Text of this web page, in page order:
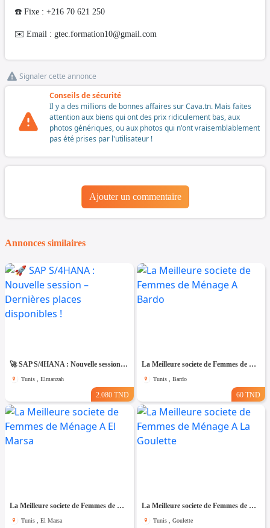
☎️ Fixe : +216 70 621 250
✉️ Email : gtec.formation10@gmail.com
Signaler cette annonce
Conseils de sécurité
Il y a des millions de bonnes affaires sur Cava.tn. Mais faites
attention aux biens qui ont des prix ridiculement bas, aux
photos génériques, ou aux photos qui n'ont vraisemblablement
pas été prises par l'utilisateur !
Ajouter un commentaire
Annonces similaires
🚀 SAP S/4HANA : Nouvelle session – Dernières places disponibles !
Tunis , Elmanzah
2.080 TND
La Meilleure societe de Femmes de Ménage A Bardo
Tunis , Bardo
60 TND
La Meilleure societe de Femmes de Ménage A El Marsa
Tunis , El Marsa
La Meilleure societe de Femmes de Ménage A La Goulette
Tunis , Goulette